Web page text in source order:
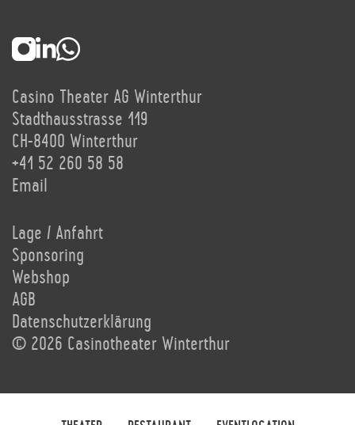
Casino Theater AG Winterthur
Stadthausstrasse 119
CH-8400 Winterthur
+41 52 260 58 58
Email
Lage / Anfahrt
Sponsoring
Webshop
AGB
Datenschutzerklärung
© 2026 Casinotheater Winterthur